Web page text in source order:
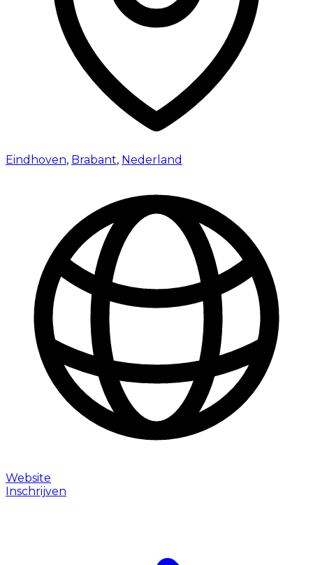
Eindhoven, Brabant, Nederland
Website
Inschrijven